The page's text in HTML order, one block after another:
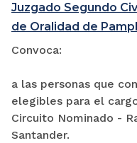
Juzgado Segundo
de Oralidad de
Convoca:
a las personas que
elegibles para el
Circuito Nominado -
Santander.